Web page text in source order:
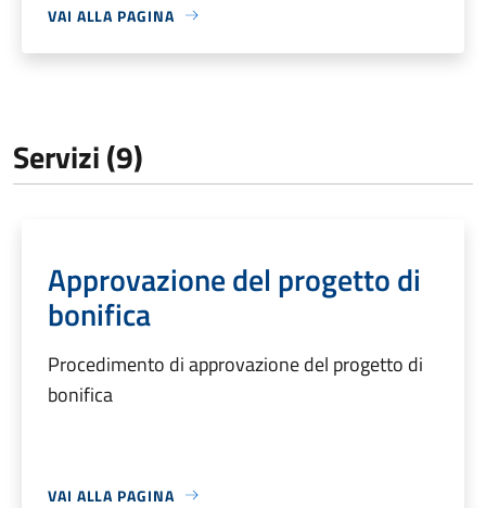
VAI ALLA PAGINA
Servizi (9)
Approvazione del progetto di
bonifica
Procedimento di approvazione del progetto di
bonifica
VAI ALLA PAGINA